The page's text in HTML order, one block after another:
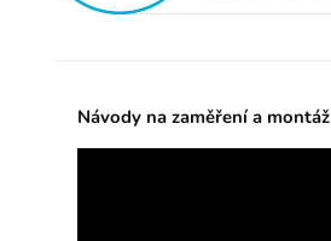
Návody na zaměření a montáž